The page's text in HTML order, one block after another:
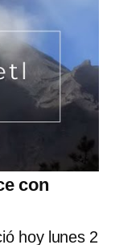
con
hoy lunes 2